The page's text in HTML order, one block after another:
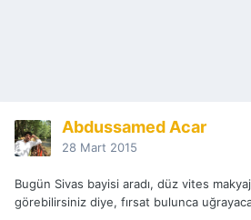
Abdussamed Acar
28 Mart 2015
Bugün Sivas bayisi aradı, düz vites
görebilirsiniz diye, fırsat bulunca